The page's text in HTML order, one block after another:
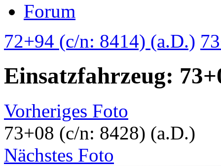
Forum
72+94 (c/n: 8414) (a.D.)
Einsatzfahrzeug:
Vorheriges Foto
73+08 (c/n: 8428) (a.D.)
Nächstes Foto